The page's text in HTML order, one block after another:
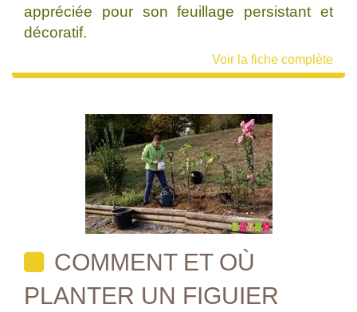
appréciée pour son feuillage persistant et
décoratif.
Voir la fiche complète
COMMENT ET OÙ
PLANTER UN FIGUIER